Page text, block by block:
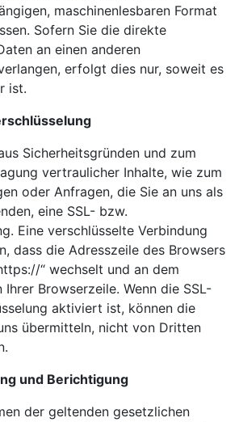
maschinenlesbaren Format
Sofern Sie die direkte
an einen anderen
erfolgt dies nur, soweit es
ist.
Sicherheitsgründen und zum
vertraulicher Inhalte, wie zum
oder Anfragen, die Sie an uns als
eine SSL- bzw.
Eine verschlüsselte Verbindung
dass die Adresszeile des Browsers
“ wechselt und an dem
Browserzeile. Wenn die SSL-
aktiviert ist, können die
übermitteln, nicht von Dritten
und Berichtigung
der geltenden gesetzlichen